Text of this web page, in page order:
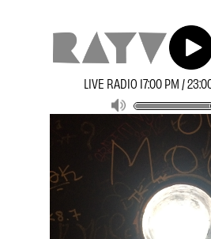
LIVE RADIO 17:00 PM /